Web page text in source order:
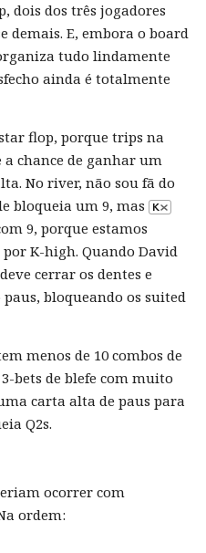
dois dos três jogadores
demais. E, embora o board
tudo lindamente
ainda é totalmente
flop, porque trips na
a chance de ganhar um
No river, não sou fã do
bloqueia um 9, mas
9, porque estamos
K-high. Quando David
cerrar os dentes e
bloqueando os suited
menos de 10 combos de
bets de blefe com muito
carta alta de paus para
Q2s.
ocorrer com
ordem: